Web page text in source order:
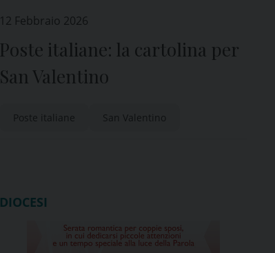
12 Febbraio 2026
Poste italiane: la cartolina per
San Valentino
Poste italiane San Valentino
DIOCESI